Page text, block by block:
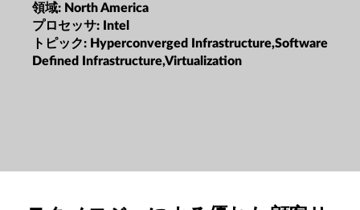
領域: North America
プロセッサ: Intel
トピック: Hyperconverged Infrastructure,Software
Defined Infrastructure,Virtualization